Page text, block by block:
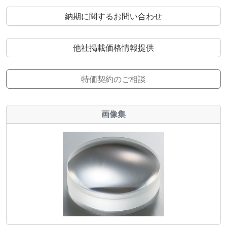
納期に関するお問い合わせ
他社掲載価格情報提供
特価契約のご相談
画像集